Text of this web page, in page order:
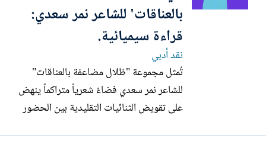
بالعناقات' للشاعر نمر سعدي:
قراءة سيميائية.
نقد أدبي
تُمثل مجموعة "ظلال مضاعفة بالعناقات"
للشاعر نمر سعدي فضاءً شعرياً متراكماً ينهض
على تقويض الثنائيات التقليدية بين الحضور